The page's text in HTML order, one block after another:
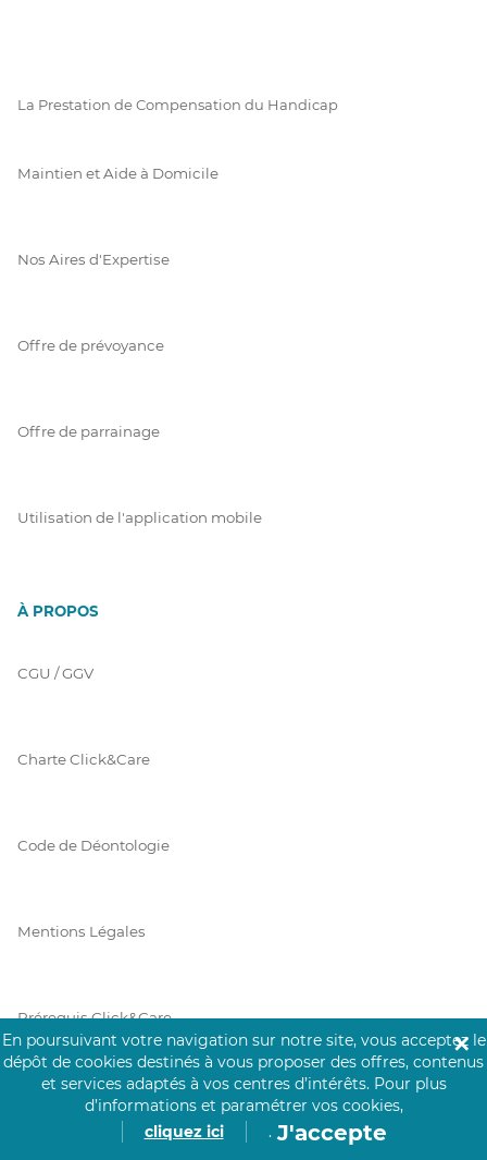
La Prestation de Compensation du Handicap
Maintien et Aide à Domicile
Nos Aires d'Expertise
Offre de prévoyance
Offre de parrainage
Utilisation de l'application mobile
À PROPOS
CGU / GGV
Charte Click&Care
Code de Déontologie
Mentions Légales
Prérequis Click&Care
Protection des Données
En poursuivant votre navigation sur notre site, vous acceptez le
dépôt de cookies destinés à vous proposer des offres, contenus
et services adaptés à vos centres d’intérêts. Pour plus
d’informations et paramétrer vos cookies,
cliquez ici
. J'accepte
✕